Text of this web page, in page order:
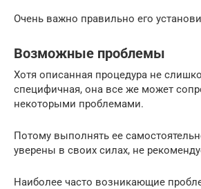
Очень важно правильно его
Возможные проблемы
Хотя описанная процедура не
специфичная, она все же может
некоторыми проблемами.
Потому выполнять ее
уверены в своих силах, не
Наиболее часто возникающие